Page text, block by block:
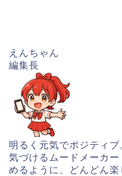
えんちゃん
編集長
明るく元気でポジティ
気づけるムードメーカ
めるように、どんどん楽